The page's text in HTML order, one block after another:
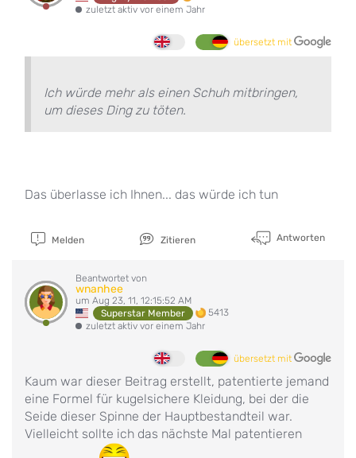
zuletzt aktiv vor einem Jahr
übersetzt mit
Ich würde mehr als einen Schuh mitbringen,
um dieses Ding zu töten.
Das überlasse ich Ihnen... das würde ich tun
Melden Zitieren Antworten
Beantwortet von
wnanhee
um Aug 23, 11, 12:15:52 AM
Superstar Member
5413
zuletzt aktiv vor einem Jahr
übersetzt mit
Kaum war dieser Beitrag erstellt, patentierte jemand
eine Formel für kugelsichere Kleidung, bei der die
Seide dieser Spinne der Hauptbestandteil war.
Vielleicht sollte ich das nächste Mal patentieren